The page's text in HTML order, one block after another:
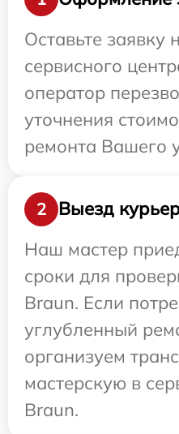
Оставьте заявку
сервисного
оператор
уточнения
ремонта Вашего
2
Выезд
Наш мастер
сроки для
Braun. Если
углубленный
организуем
мастерскую в
Braun.